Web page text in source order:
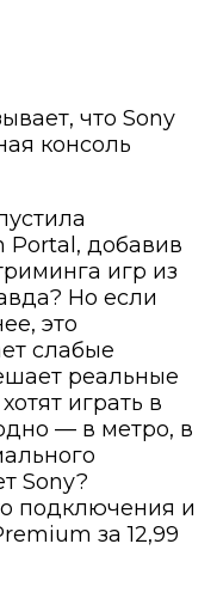
что Sony
консоль
Portal, добавив
игр из
Но если
это
слабые
реальные
играть в
— в метро, в
Sony?
подключения и
за 12,99